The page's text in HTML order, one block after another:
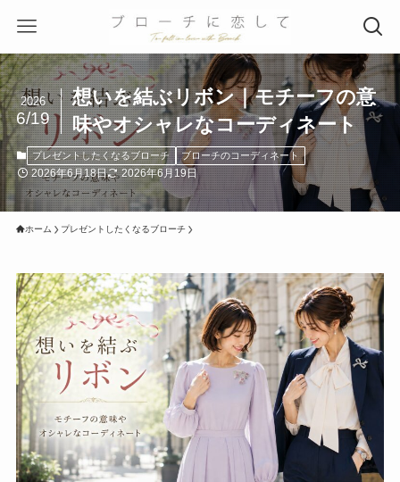
想いを結ぶリボン｜モチーフの意
味やオシャレなコーディネート
2026
6/19
プレゼントしたくなるブローチ ブローチのコーディネート
2026年6月18日 2026年6月19日
ホーム プレゼントしたくなるブローチ